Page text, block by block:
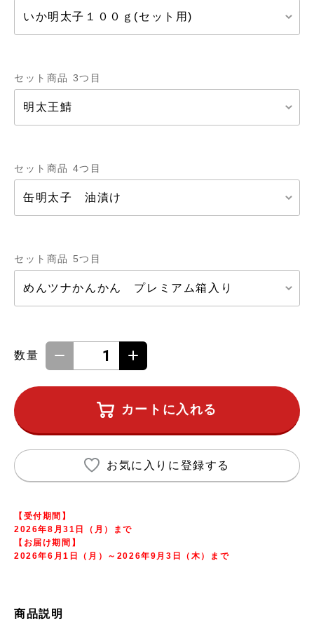
セット商品 3つ目
セット商品 4つ目
セット商品 5つ目
数量
カートに入れる
お気に入りに登録する
【受付期間】
2026年8月31日（月）まで
【お届け期間】
2026年6月1日（月）～2026年9月3日（木）まで
商品説明